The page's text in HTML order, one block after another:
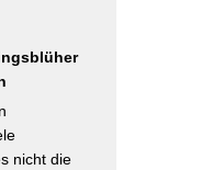
oder
Für
Der
in 3–4
manuell
Nur 4–
ein
beugt
nicht die